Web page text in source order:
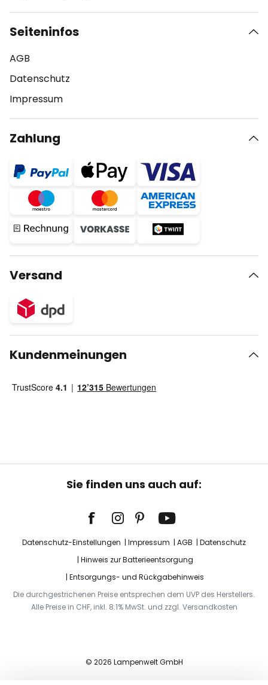
Seiteninfos
AGB
Datenschutz
Impressum
Zahlung
Versand
Kundenmeinungen
Sie finden uns auch auf:
Datenschutz-Einstellungen Impressum AGB
Datenschutz
Hinweis zur Batterieentsorgung
Entsorgungs- und Rückgabehinweis
Die durchgestrichenen Preise entsprechen dem UVP des Herstellers.
Alle Preise in CHF, inkl. 8.1% MwSt. und zzgl. Versandkosten
© 2026 Lampenwelt GmbH